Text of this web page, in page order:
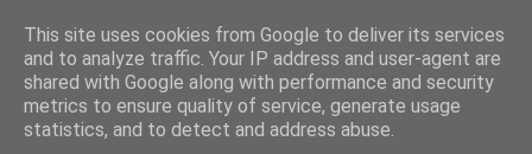
Bepod
This site uses cookies from Google to deliver its services
and to analyze traffic. Your IP address and user-agent are
shared with Google along with performance and security
metrics to ensure quality of service, generate usage
statistics, and to detect and address abuse.